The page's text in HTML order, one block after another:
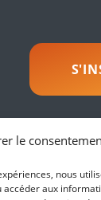
le
nous
aux